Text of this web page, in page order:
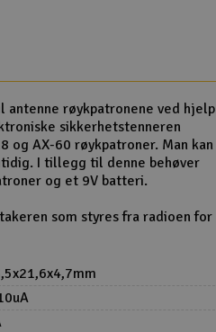
antenne røykpatronene ved hjelp
sikkerhetstenneren
og AX-60 røykpatroner. Man kan
I tillegg til denne behøver
og et 9V batteri.
som styres fra radioen for